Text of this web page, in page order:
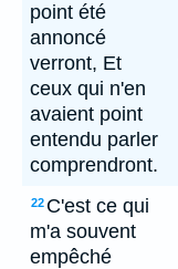
point été
annoncé
verront, Et
ceux qui n'en
avaient point
entendu parler
comprendront.
22 C'est ce qui
m'a souvent
empêché